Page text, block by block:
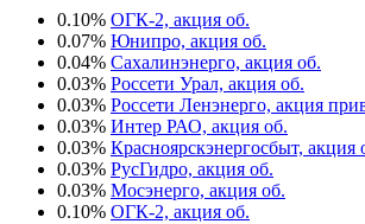
0.10% ОГК-2, акция об.
0.07% Юнипро, акция об.
0.04% Сахалинэнерго, акция об.
0.03% Россети Урал, акция об.
0.03% Россети Ленэнерго, акция
0.03% Интер РАО, акция об.
0.03% Красноярскэнергосбыт, акция
0.03% РусГидро, акция об.
0.03% Мосэнерго, акция об.
0.10% ОГК-2, акция об.